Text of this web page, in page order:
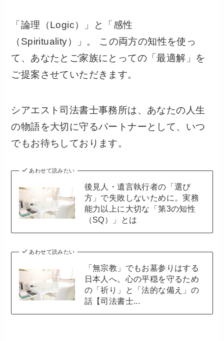
「論理（Logic）」と「感性
（Spirituality）」。 この両方の知性を使っ
て、あなたとご家族にとっての「最適解」を
ご提案させていただきます。
シアエスト司法書士事務所は、あなたの人生
の物語を大切に守るパートナーとして、いつ
でもお待ちしております。
あわせて読みたい
後見人・遺言執行者の「選び
方」で失敗しないために。実務
能力以上に大切な「第3の知性
（SQ）」とは
あわせて読みたい
「無宗教」でもお墓参りはする
日本人へ。心の平穏を守るため
の「祈り」と「法的な備え」の
話【司法書士...